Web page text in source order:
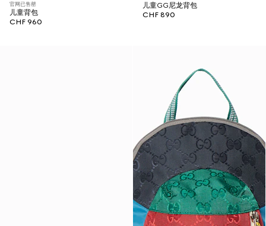
官网已售罄
儿童背包
CHF 960
儿童GG尼龙背包
CHF 890